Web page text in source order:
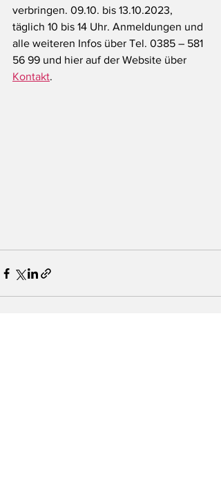
verbringen. 09.10. bis 13.10.2023,
täglich 10 bis 14 Uhr. Anmeldungen und
alle weiteren Infos über Tel. 0385 – 581
56 99 und hier auf der Website über
Kontakt.